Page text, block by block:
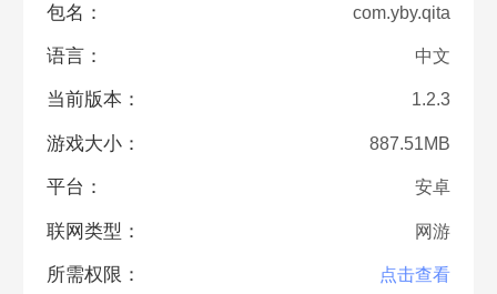
包名： com.yby.qita
语言： 中文
当前版本： 1.2.3
游戏大小： 887.51MB
平台： 安卓
联网类型： 网游
所需权限： 点击查看